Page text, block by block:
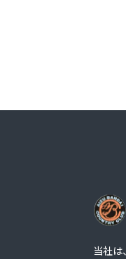
当社は、